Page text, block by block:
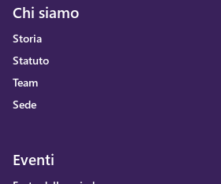
Chi siamo
Storia
Statuto
Team
Sede
Eventi